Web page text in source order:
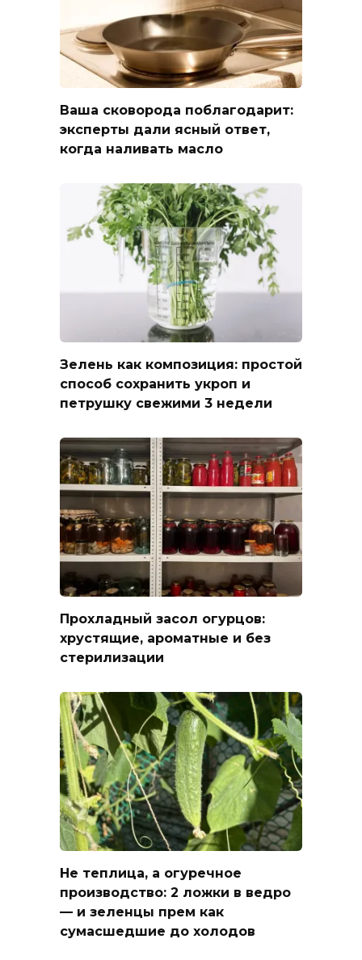
Ваша сковорода поблагодарит:
эксперты дали ясный ответ,
когда наливать масло
Зелень как композиция: простой
способ сохранить укроп и
петрушку свежими 3 недели
Прохладный засол огурцов:
хрустящие, ароматные и без
стерилизации
Не теплица, а огуречное
производство: 2 ложки в ведро
— и зеленцы прем как
сумасшедшие до холодов